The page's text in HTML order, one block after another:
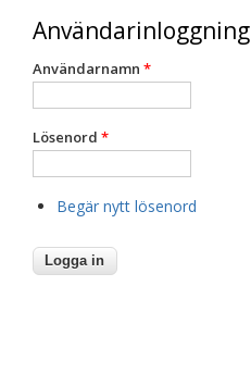
Användarinloggning
Användarnamn *
Lösenord *
Begär nytt lösenord